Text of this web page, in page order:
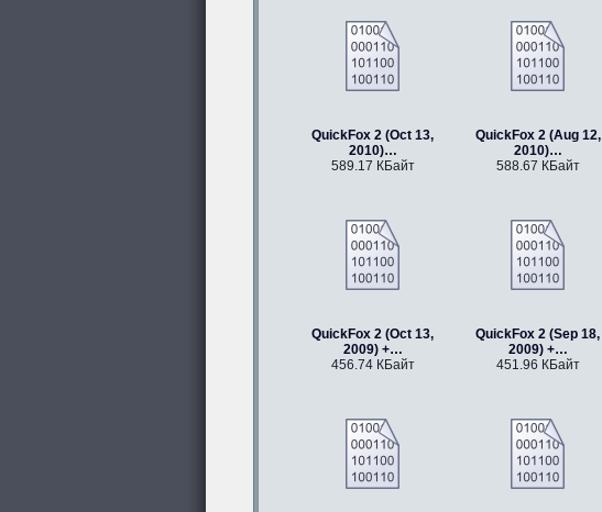
QuickFox 2 (Oct 13,
2010)…
589.17 КБайт
QuickFox 2 (Aug 12,
2010)…
588.67 КБайт
QuickFox 2 (Oct 13,
2009) +…
456.74 КБайт
QuickFox 2 (Sep 18,
2009) +…
451.96 КБайт